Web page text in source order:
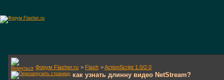
Форум Flasher.ru > Flash >ActionScript 1.0/2.0
как узнать длинну видео NetStream?